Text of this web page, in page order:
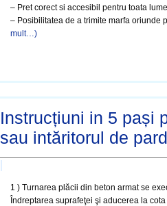
– Pret corect si accesibil pentru toata
– Posibilitatea de a trimite marfa oriunde
mult…)
Instrucțiuni in 5 pași
sau intăritorul de
1 ) Turnarea plăcii din beton armat se
Îndreptarea suprafeţei şi aducerea la